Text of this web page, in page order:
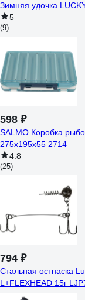
Зимняя удочка
5
(9)
598 ₽
SALMO Коробка
275х195х55 2714
4.8
(25)
794 ₽
Стальная остнаска
L+FLEXHEAD 15г